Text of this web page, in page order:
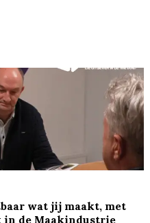
wat jij maakt, met
in de Maakindustrie